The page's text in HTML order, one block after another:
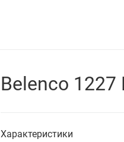
Belenco 1227
Характеристики